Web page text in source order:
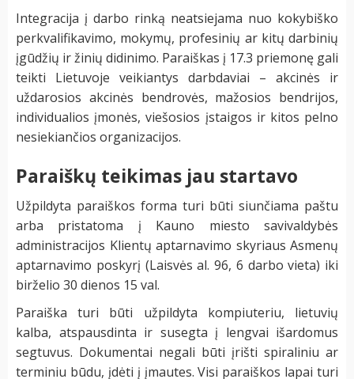
Integracija į darbo rinką neatsiejama nuo kokybiško
perkvalifikavimo, mokymų, profesinių ar kitų darbinių
įgūdžių ir žinių didinimo. Paraiškas į 17.3 priemonę gali
teikti Lietuvoje veikiantys darbdaviai – akcinės ir
uždarosios akcinės bendrovės, mažosios bendrijos,
individualios įmonės, viešosios įstaigos ir kitos pelno
nesiekiančios organizacijos.
Paraiškų teikimas jau startavo
Užpildyta paraiškos forma turi būti siunčiama paštu
arba pristatoma į Kauno miesto savivaldybės
administracijos Klientų aptarnavimo skyriaus Asmenų
aptarnavimo poskyrį (Laisvės al. 96, 6 darbo vieta) iki
birželio 30 dienos 15 val.
Paraiška turi būti užpildyta kompiuteriu, lietuvių
kalba, atspausdinta ir susegta į lengvai išardomus
segtuvus. Dokumentai negali būti įrišti spiraliniu ar
terminiu būdu, įdėti į įmautes. Visi paraiškos lapai turi